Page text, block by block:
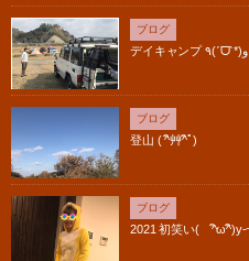
ブログ
デイキャンプ ٩(ˊᗜˋ*)و
ブログ
登山 ( ^ิ艸^ิﾟ)
ブログ
2021 初笑い( ^ิω^ิ)y-